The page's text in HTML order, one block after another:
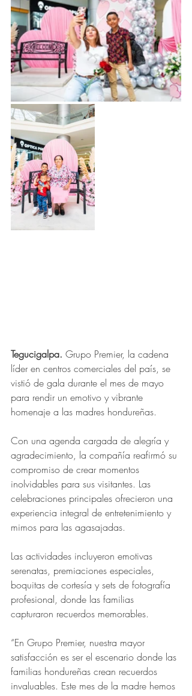
Tegucigalpa. Grupo Premier, la cadena
líder en centros comerciales del país, se
vistió de gala durante el mes de mayo
para rendir un emotivo y vibrante
homenaje a las madres hondureñas.
Con una agenda cargada de alegría y
agradecimiento, la compañía reafirmó su
compromiso de crear momentos
inolvidables para sus visitantes. Las
celebraciones principales ofrecieron una
experiencia integral de entretenimiento y
mimos para las agasajadas.
Las actividades incluyeron emotivas
serenatas, premiaciones especiales,
boquitas de cortesía y sets de fotografía
profesional, donde las familias
capturaron recuerdos memorables.
“En Grupo Premier, nuestra mayor
satisfacción es ser el escenario donde las
familias hondureñas crean recuerdos
invaluables. Este mes de la madre hemos